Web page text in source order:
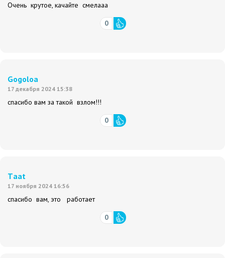
Очень крутое, качайте смелааа
0
Gogoloa
17 декабря 2024 15:38
спасибо вам за такой взлом!!!
0
Tааt
17 ноября 2024 16:56
спасибо вам, это работает
0